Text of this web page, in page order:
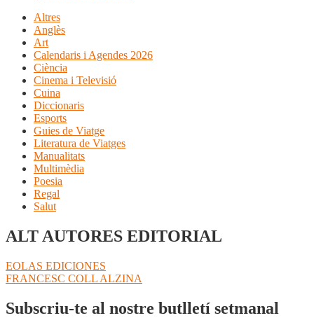
Altres
Anglès
Art
Calendaris i Agendes 2026
Ciència
Cinema i Televisió
Cuina
Diccionaris
Esports
Guies de Viatge
Literatura de Viatges
Manualitats
Multimèdia
Poesia
Regal
Salut
ALT AUTORES EDITORIAL
Navegació
d'entrades
Entrada
anterior:
EOLAS EDICIONES
Pròxima
FRANCESC COLL ALZINA
Subscriu-te al nostre butlletí setmanal